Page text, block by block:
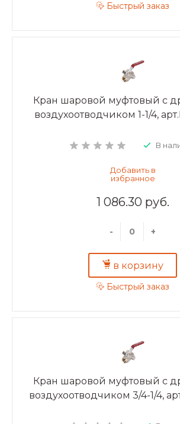
Быстрый заказ
Кран шаровой муфтовый с
воздухоотводчиком 1-1/4,
В
1 086.30 руб.
- +
в корзину
Быстрый заказ
Кран шаровой муфтовый с
воздухоотводчиком 3/4-1/4,